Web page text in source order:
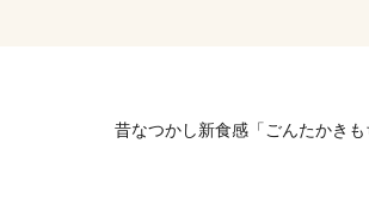
昔なつかし新食感「ごんたかきも